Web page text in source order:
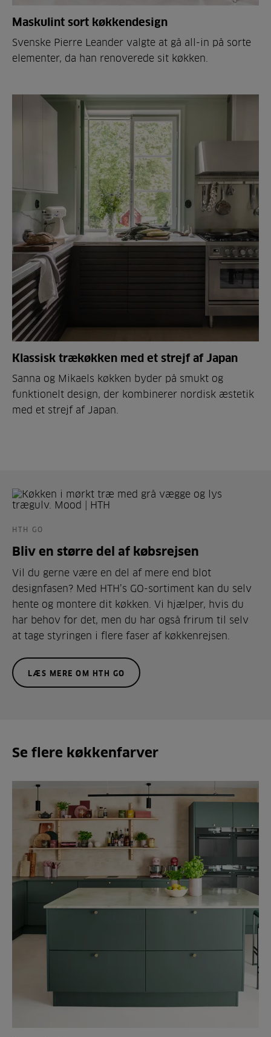
Maskulint sort køkkendesign
Svenske Pierre Leander valgte at gå all-in på sorte
elementer, da han renoverede sit køkken.
Klassisk trækøkken med et strejf af Japan
Sanna og Mikaels køkken byder på smukt og
funktionelt design, der kombinerer nordisk æstetik
med et strejf af Japan.
HTH GO
Bliv en større del af købsrejsen
Vil du gerne være en del af mere end blot
designfasen? Med HTH’s GO-sortiment kan du selv
hente og montere dit køkken. Vi hjælper, hvis du
har behov for det, men du har også frirum til selv
at tage styringen i flere faser af køkkenrejsen.
LÆS MERE OM HTH GO
Se flere køkkenfarver